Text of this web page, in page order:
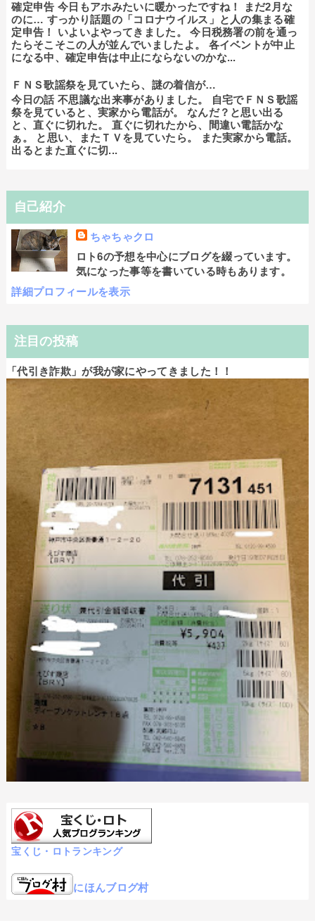
確定申告 今日もアホみたいに暖かったですね！ まだ2月な
のに… すっかり話題の「コロナウイルス」と人の集まる確
定申告！ いよいよやってきました。 今日税務署の前を通っ
たらそこそこの人が並んでいましたよ。 各イベントが中止
になる中、確定申告は中止にならないのかな...
ＦＮＳ歌謡祭を見ていたら、謎の着信が…
今日の話 不思議な出来事がありました。 自宅でＦＮＳ歌謡
祭を見ていると、実家から電話が。 なんだ？と思い出る
と、直ぐに切れた。 直ぐに切れたから、間違い電話かな
ぁ。 と思い、またＴＶを見ていたら。 また実家から電話。
出るとまた直ぐに切...
自己紹介
ちゃちゃクロ
ロト6の予想を中心にブログを綴っています。
気になった事等を書いている時もあります。
詳細プロフィールを表示
注目の投稿
「代引き詐欺」が我が家にやってきました！！
宝くじ・ロトランキング
にほんブログ村